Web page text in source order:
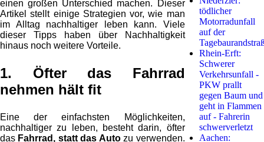
einen großen Unterschied machen. Dieser
Artikel stellt einige Strategien vor, wie man
im Alltag nachhaltiger leben kann. Viele
dieser Tipps haben über Nachhaltigkeit
hinaus noch weitere Vorteile.
1. Öfter das Fahrrad
nehmen hält fit
Eine der einfachsten Möglichkeiten,
nachhaltiger zu leben, besteht darin, öfter
das Fahrrad, statt das Autozu verwenden.
tödlicher
Motorradunfall
auf der
Rhein-Erft:
Schwerer
Verkehrsunfall -
PKW prallt
gegen Baum und
geht in Flammen
auf - Fahrerin
schwerverletzt
Aachen: